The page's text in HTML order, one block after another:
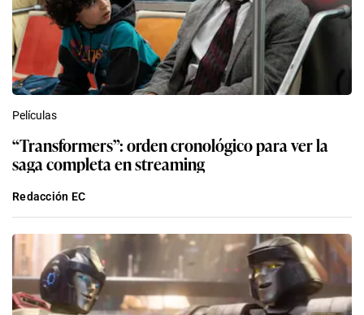
Películas
“Transformers”: orden cronológico para ver la
saga completa en streaming
Redacción EC